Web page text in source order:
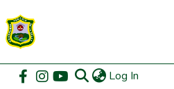
Log In
Communities & Collections
Home Browse by Subject